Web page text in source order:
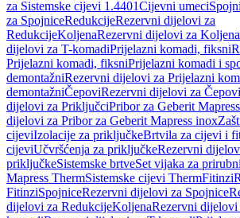
za Sistemske cijevi 1.4401Cijevni umeci
za SpojniceRedukcijeRezervni dijelovi za
RedukcijeKoljenaRezervni dijelovi za Koljena
dijelovi za T-komadiPrijelazni komadi, fiksni
Prijelazni komadi, fiksniPrijelazni komadi i
demontažniRezervni dijelovi za Prijelazni
demontažniČepoviRezervni dijelovi za Čepovi
dijelovi za PriključciPribor za Geberit
dijelovi za Pribor za Geberit Mapress inox
cijeviIzolacije za priključkeBrtvila za cijevi i
cijeviUčvršćenja za priključkeRezervni
priključkeSistemske brtveSet vijaka za
Mapress ThermSistemske cijevi ThermFitinzi
FitinziSpojniceRezervni dijelovi za Spojnice
dijelovi za RedukcijeKoljenaRezervni dijelovi